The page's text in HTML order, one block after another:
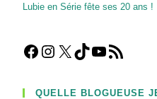
Lubie en Série fête ses 20 ans !
Facebook
Instagram
X TikTokYouTube
Flux RSS
QUELLE BLOGUEUSE